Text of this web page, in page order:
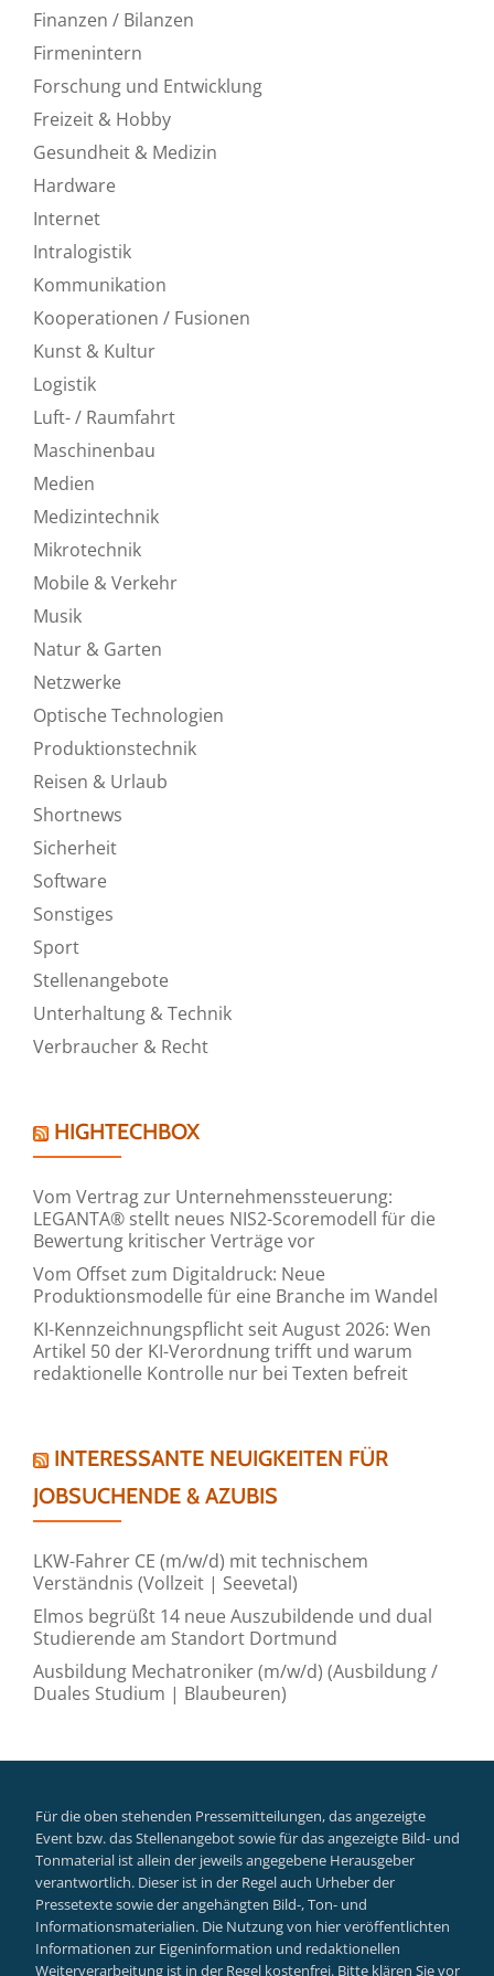
Finanzen / Bilanzen
Firmenintern
Forschung und Entwicklung
Freizeit & Hobby
Gesundheit & Medizin
Hardware
Internet
Intralogistik
Kommunikation
Kooperationen / Fusionen
Kunst & Kultur
Logistik
Luft- / Raumfahrt
Maschinenbau
Medien
Medizintechnik
Mikrotechnik
Mobile & Verkehr
Musik
Natur & Garten
Netzwerke
Optische Technologien
Produktionstechnik
Reisen & Urlaub
Shortnews
Sicherheit
Software
Sonstiges
Sport
Stellenangebote
Unterhaltung & Technik
Verbraucher & Recht
HIGHTECHBOX
Vom Vertrag zur Unternehmenssteuerung:
LEGANTA® stellt neues NIS2-Scoremodell für die
Bewertung kritischer Verträge vor
Vom Offset zum Digitaldruck: Neue
Produktionsmodelle für eine Branche im Wandel
KI-Kennzeichnungspflicht seit August 2026: Wen
Artikel 50 der KI-Verordnung trifft und warum
redaktionelle Kontrolle nur bei Texten befreit
INTERESSANTE NEUIGKEITEN FÜR
JOBSUCHENDE & AZUBIS
LKW-Fahrer CE (m/w/d) mit technischem
Verständnis (Vollzeit | Seevetal)
Elmos begrüßt 14 neue Auszubildende und dual
Studierende am Standort Dortmund
Ausbildung Mechatroniker (m/w/d) (Ausbildung /
Duales Studium | Blaubeuren)
Für die oben stehenden Pressemitteilungen, das angezeigte
Event bzw. das Stellenangebot sowie für das angezeigte Bild- und
Tonmaterial ist allein der jeweils angegebene Herausgeber
verantwortlich. Dieser ist in der Regel auch Urheber der
Pressetexte sowie der angehängten Bild-, Ton- und
Informationsmaterialien. Die Nutzung von hier veröffentlichten
Informationen zur Eigeninformation und redaktionellen
Weiterverarbeitung ist in der Regel kostenfrei. Bitte klären Sie vor